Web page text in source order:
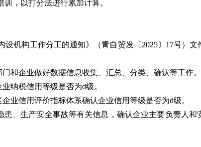
，以打分法进行累加计算。
机构工作分工的通知》（青自贸发〔2025〕17号）
和企业做好数据信息收集、汇总、分类、确认等工作。
纳税信用等级是否为d级。
业信用评价指标体系确认企业信用等级是否为d级。
、生产安全事故等有关信息，确认企业主要负责人和